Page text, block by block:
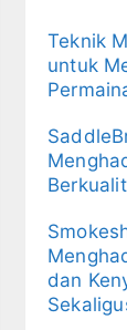
Teknik
untuk
dan